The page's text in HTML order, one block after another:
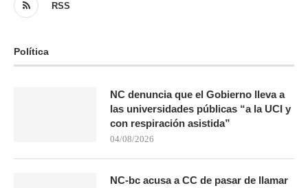
RSS
Política
NC denuncia que el Gobierno lleva a
las universidades públicas “a la UCI y
con respiración asistida”
04/08/2026
NC-bc acusa a CC de pasar de llamar